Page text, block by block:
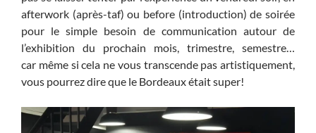
afterwork (après-taf) ou before (introduction) de soirée
pour le simple besoin de communication autour de
l’exhibition du prochain mois, trimestre, semestre…
car même si cela ne vous transcende pas artistiquement,
vous pourrez dire que le Bordeaux était super!